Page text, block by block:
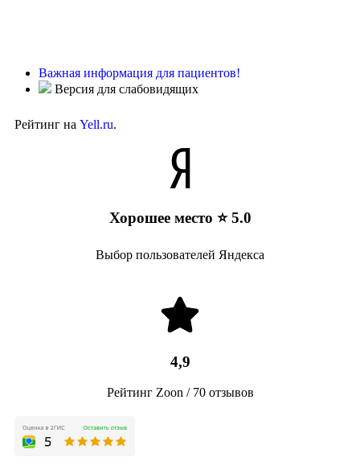
Важная информация для пациентов!
Версия для слабовидящих
Рейтинг на Yell.ru.
Хорошее место ⭐ 5.0
Выбор пользователей Яндекса
4,9
Рейтинг Zoon / 70 отзывов